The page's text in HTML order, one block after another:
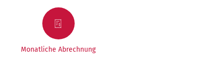
Monatliche Abrechnung